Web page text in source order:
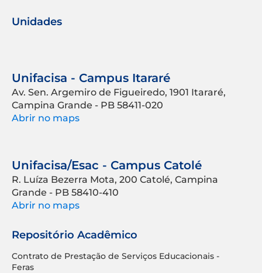
Unidades
Unifacisa - Campus Itararé
Av. Sen. Argemiro de Figueiredo, 1901 Itararé,
Campina Grande - PB 58411-020
Abrir no maps
Unifacisa/Esac - Campus Catolé
R. Luíza Bezerra Mota, 200 Catolé, Campina
Grande - PB 58410-410
Abrir no maps
Repositório Acadêmico
Contrato de Prestação de Serviços Educacionais -
Feras